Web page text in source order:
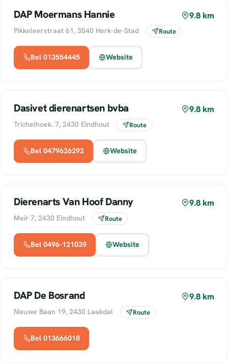
DAP Moermans Hannie 9.8 km
Pikkeleerstraat 61, 3540 Herk-de-Stad Route
Bel 013554445 Website
Dasivet dierenartsen bvba 9.8 km
Trichelhoek. 7, 2430 Eindhout Route
Bel 0479626292 Website
Dierenarts Van Hoof Danny 9.8 km
Meir 7, 2430 Eindhout Route
Bel 0496-121039 Website
DAP De Bosrand 9.8 km
Nieuwe Baan 19, 2430 Laakdal Route
Bel 013666018